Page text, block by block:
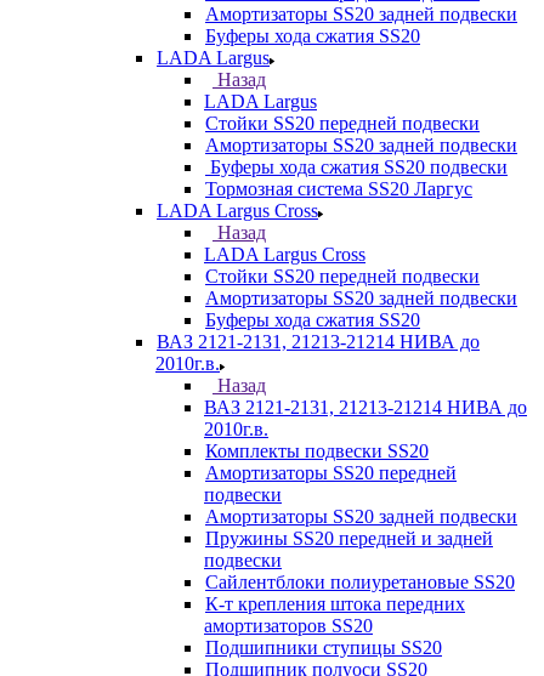
Амортизаторы SS20 задней подвески
Буферы хода сжатия SS20
LADA Largus
Назад
LADA Largus
Стойки SS20 передней подвески
Амортизаторы SS20 задней подвески
Буферы хода сжатия SS20 подвески
Тормозная система SS20 Ларгус
LADA Largus Cross
Назад
LADA Largus Cross
Стойки SS20 передней подвески
Амортизаторы SS20 задней подвески
Буферы хода сжатия SS20
ВАЗ 2121-2131, 21213-21214 НИВА до
2010г.в.
Назад
ВАЗ 2121-2131, 21213-21214 НИВА до
2010г.в.
Комплекты подвески SS20
Амортизаторы SS20 передней
подвески
Амортизаторы SS20 задней подвески
Пружины SS20 передней и задней
подвески
Сайлентблоки полиуретановые SS20
К-т крепления штока передних
амортизаторов SS20
Подшипники ступицы SS20
Подшипник полуоси SS20